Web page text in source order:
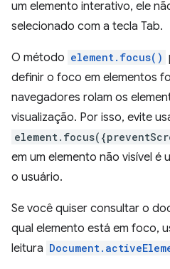
um elemento interativo, ele
selecionado com a tecla Tab.
O método element.focus()
definir o foco em elementos
navegadores rolam os
visualização. Por isso, evite
em um elemento não visível é
o usuário.
Se você quiser consultar o
qual elemento está em foco,
leitura